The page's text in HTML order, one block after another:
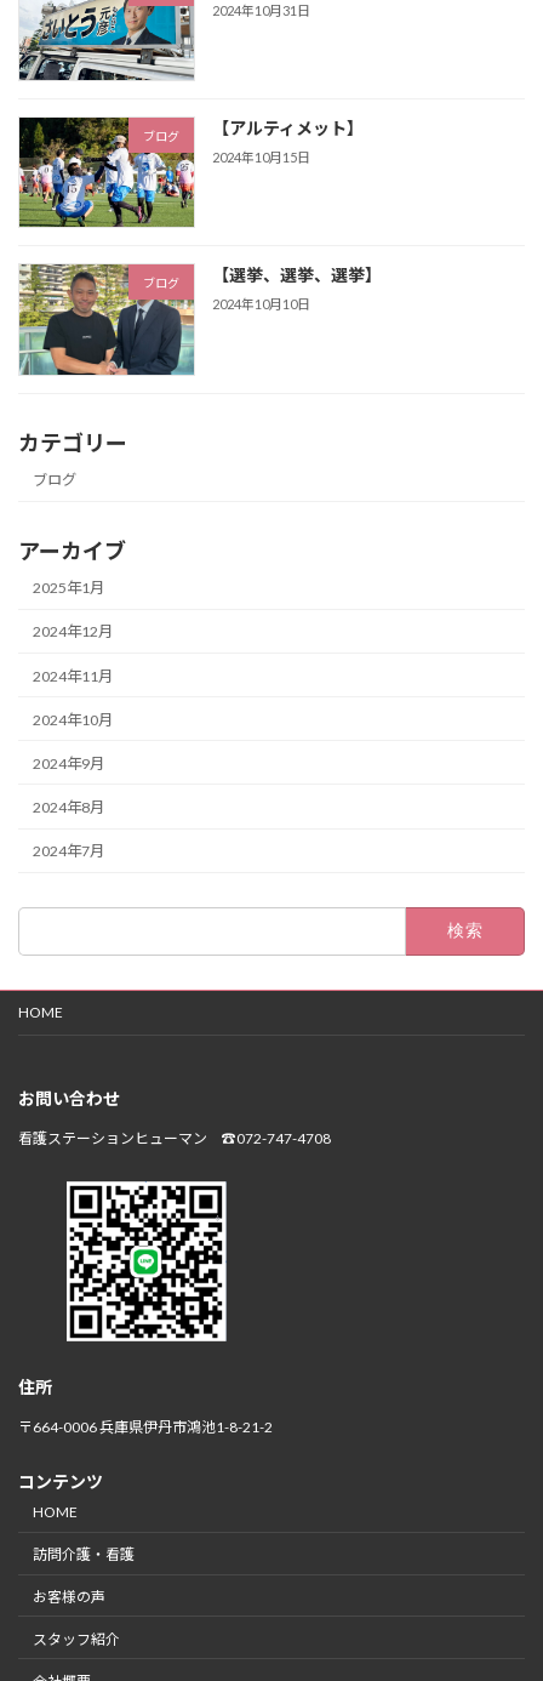
2024年10月31日
ブログ 【アルティメット】
2024年10月15日
ブログ 【選挙、選挙、選挙】
2024年10月10日
カテゴリー
ブログ
アーカイブ
2025年1月
2024年12月
2024年11月
2024年10月
2024年9月
2024年8月
2024年7月
HOME
お問い合わせ
看護ステーションヒューマン ☎072-747-4708
住所
〒664-0006 兵庫県伊丹市鴻池1-8-21-2
コンテンツ
HOME
訪問介護・看護
お客様の声
スタッフ紹介